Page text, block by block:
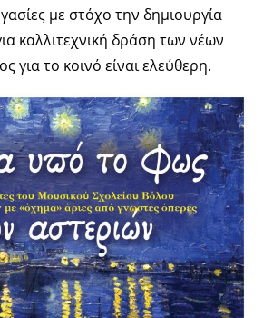
με στόχο την δημιουργία
καλλιτεχνική δράση των νέων
για το κοινό είναι ελεύθερη.